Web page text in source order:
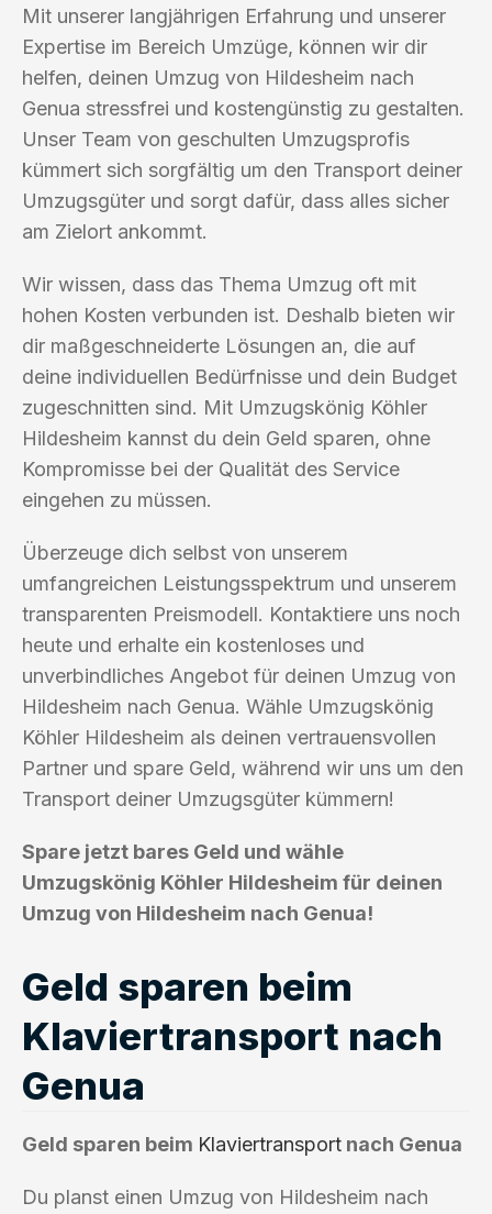
Mit unserer langjährigen Erfahrung und unserer
Expertise im Bereich Umzüge, können wir dir
helfen, deinen Umzug von Hildesheim nach
Genua stressfrei und kostengünstig zu gestalten.
Unser Team von geschulten Umzugsprofis
kümmert sich sorgfältig um den Transport deiner
Umzugsgüter und sorgt dafür, dass alles sicher
am Zielort ankommt.
Wir wissen, dass das Thema Umzug oft mit
hohen Kosten verbunden ist. Deshalb bieten wir
dir maßgeschneiderte Lösungen an, die auf
deine individuellen Bedürfnisse und dein Budget
zugeschnitten sind. Mit Umzugskönig Köhler
Hildesheim kannst du dein Geld sparen, ohne
Kompromisse bei der Qualität des Service
eingehen zu müssen.
Überzeuge dich selbst von unserem
umfangreichen Leistungsspektrum und unserem
transparenten Preismodell. Kontaktiere uns noch
heute und erhalte ein kostenloses und
unverbindliches Angebot für deinen Umzug von
Hildesheim nach Genua. Wähle Umzugskönig
Köhler Hildesheim als deinen vertrauensvollen
Partner und spare Geld, während wir uns um den
Transport deiner Umzugsgüter kümmern!
Spare jetzt bares Geld und wähle
Umzugskönig Köhler Hildesheim für deinen
Umzug von Hildesheim nach Genua!
Geld sparen beim
Klaviertransport nach
Genua
Geld sparen beim Klaviertransport nach Genua
Du planst einen Umzug von Hildesheim nach